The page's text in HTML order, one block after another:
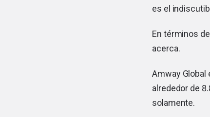
es el
En términos
acerca.
Amway Global
alrededor de
solamente.